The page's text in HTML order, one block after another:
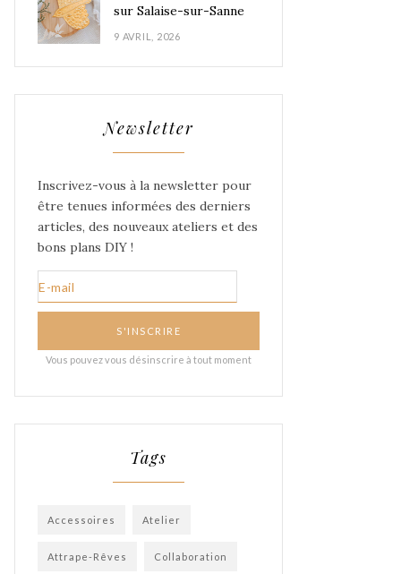
sur Salaise-sur-Sanne
9 AVRIL, 2026
Newsletter
Tags
Accessoires Atelier
Attrape-Rêves Collaboration